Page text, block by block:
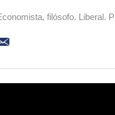
filósofo. Liberal.